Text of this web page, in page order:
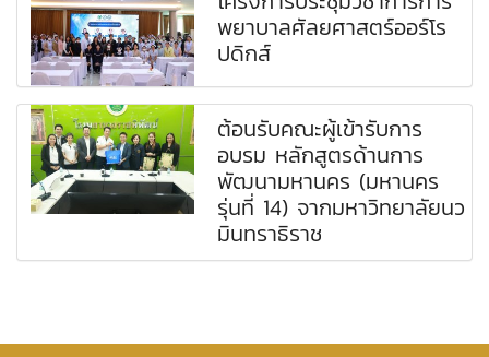
พยาบาลศัลยศาสตร์ออร์โร
ปดิกส์
ต้อนรับคณะผู้เข้ารับการ
อบรม หลักสูตรด้านการ
พัฒนามหานคร (มหานคร
รุ่นที่ 14) จากมหาวิทยาลัยนว
มินทราธิราช